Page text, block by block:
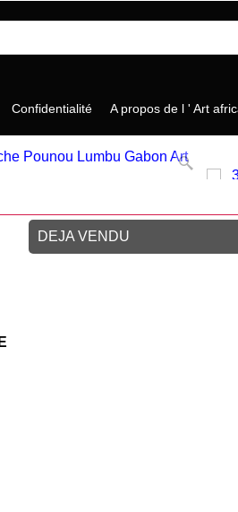
Confidentialité A propos de l ' Art
DEJA VENDU